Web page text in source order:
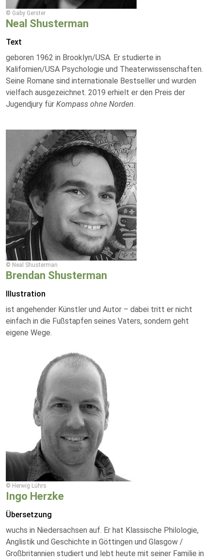
© Gaby Gerster
Neal Shusterman
Text
geboren 1962 in Brooklyn/USA. Er studierte in
Kalifornien/USA Psychologie und Theaterwissenschaften.
Seine Romane sind internationale Bestseller und wurden
vielfach ausgezeichnet. 2019 erhielt er den Preis der
Jugendjury für Kompass ohne Norden.
© Neal Shusterman
Brendan Shusterman
Illustration
ist angehender Künstler und Autor – dabei tritt er nicht
einfach in die Fußstapfen seines Vaters, sondern geht
eigene Wege.
© Herwig Lührs
Ingo Herzke
Übersetzung
wuchs in Niedersachsen auf. Er hat Klassische Philologie,
Anglistik und Geschichte in Göttingen und Glasgow /
Großbritannien studiert und lebt heute mit seiner Familie in